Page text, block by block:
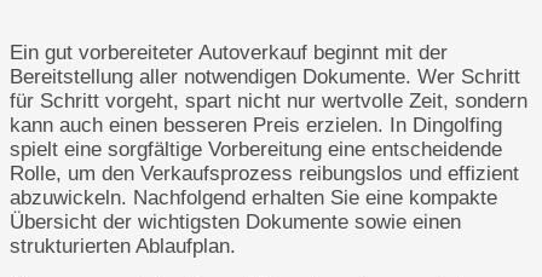
Ein gut vorbereiteter Autoverkauf beginnt mit der
Bereitstellung aller notwendigen Dokumente. Wer Schritt
für Schritt vorgeht, spart nicht nur wertvolle Zeit, sondern
kann auch einen besseren Preis erzielen. In Dingolfing
spielt eine sorgfältige Vorbereitung eine entscheidende
Rolle, um den Verkaufsprozess reibungslos und effizient
abzuwickeln. Nachfolgend erhalten Sie eine kompakte
Übersicht der wichtigsten Dokumente sowie einen
strukturierten Ablaufplan.